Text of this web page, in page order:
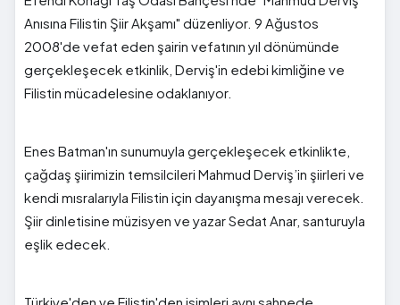
Anısına Filistin Şiir Akşamı" düzenliyor. 9 Ağustos
2008'de vefat eden şairin vefatının yıl dönümünde
gerçekleşecek etkinlik, Derviş'in edebi kimliğine ve
Filistin mücadelesine odaklanıyor.
Enes Batman'ın sunumuyla gerçekleşecek etkinlikte,
çağdaş şiirimizin temsilcileri Mahmud Derviş’in şiirleri ve
kendi mısralarıyla Filistin için dayanışma mesajı verecek.
Şiir dinletisine müzisyen ve yazar Sedat Anar, santuruyla
eşlik edecek.